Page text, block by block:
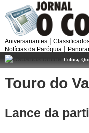
Aniversariantes |
Notícias da Paróquia |
Colina,
Touro do
Lance da